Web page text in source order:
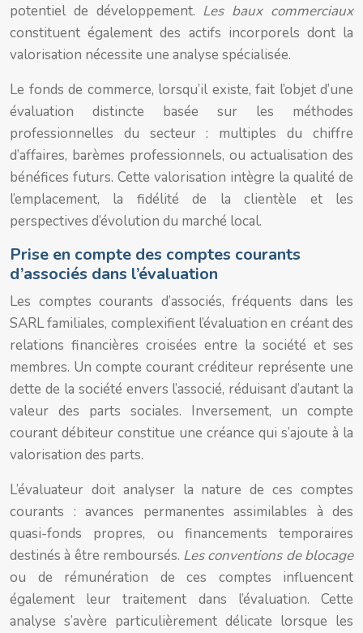
potentiel de développement. Les baux commerciaux
constituent également des actifs incorporels dont la
valorisation nécessite une analyse spécialisée.
Le fonds de commerce, lorsqu’il existe, fait l’objet d’une
évaluation distincte basée sur les méthodes
professionnelles du secteur : multiples du chiffre
d’affaires, barèmes professionnels, ou actualisation des
bénéfices futurs. Cette valorisation intègre la qualité de
l’emplacement, la fidélité de la clientèle et les
perspectives d’évolution du marché local.
Prise en compte des comptes courants
d’associés dans l’évaluation
Les comptes courants d’associés, fréquents dans les
SARL familiales, complexifient l’évaluation en créant des
relations financières croisées entre la société et ses
membres. Un compte courant créditeur représente une
dette de la société envers l’associé, réduisant d’autant la
valeur des parts sociales. Inversement, un compte
courant débiteur constitue une créance qui s’ajoute à la
valorisation des parts.
L’évaluateur doit analyser la nature de ces comptes
courants : avances permanentes assimilables à des
quasi-fonds propres, ou financements temporaires
destinés à être remboursés. Les conventions de blocage
ou de rémunération de ces comptes influencent
également leur traitement dans l’évaluation. Cette
analyse s’avère particulièrement délicate lorsque les